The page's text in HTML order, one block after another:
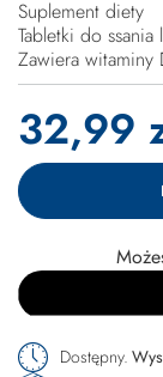
Suplement diety
Tabletki do
Zawiera witaminy
32,99
Dostępny